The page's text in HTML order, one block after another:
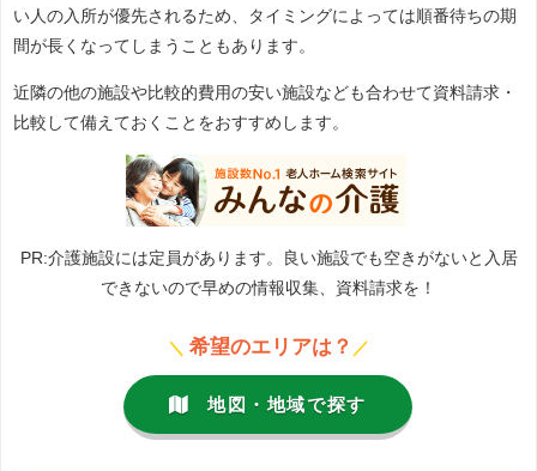
い人の入所が優先されるため、タイミングによっては順番待ちの期
間が長くなってしまうこともあります。
近隣の他の施設や比較的費用の安い施設なども合わせて資料請求・
比較して備えておくことをおすすめします。
PR:介護施設には定員があります。良い施設でも空きがないと入居
できないので早めの情報収集、資料請求を！
＼ 希望のエリアは？ ／
地図・地域で探す